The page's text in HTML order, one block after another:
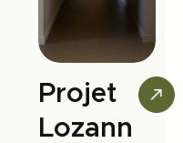
Projet
Lozann